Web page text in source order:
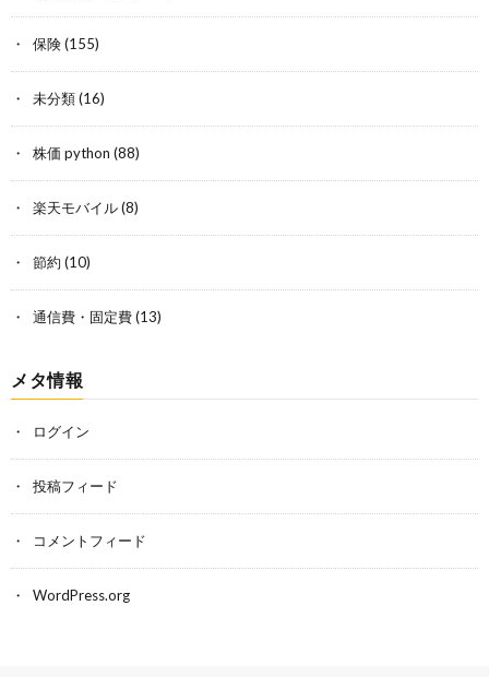
保険(155)
未分類(16)
株価 python (88)
楽天モバイル(8)
節約 (10)
通信費・固定費(13)
メタ情報
ログイン
投稿フィード
コメントフィード
WordPress.org